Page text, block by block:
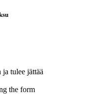
tulee jättää
the form